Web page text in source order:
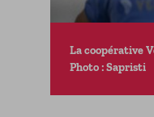
La coopérative
Photo : Sapristi